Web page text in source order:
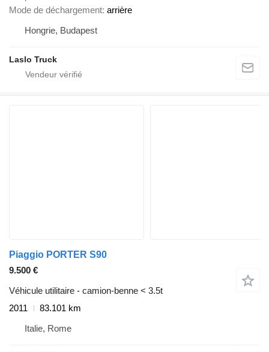
Mode de déchargement arrière
Hongrie, Budapest
Laslo Truck
Piaggio PORTER S90
9.500 €
Véhicule utilitaire - camion-benne < 3.5t
2011
83.101 km
Italie, Rome